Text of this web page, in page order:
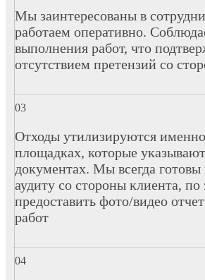
Мы заинтересованы в
работаем оперативно.
выполнения работ, что
отсутствием претензий со
Отходы утилизируются
площадках, которые
документах. Мы всегда
аудиту со стороны клиента,
предоставить фото/видео
работ